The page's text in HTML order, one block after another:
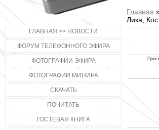
ГЛАВНАЯ >> НОВОСТИ
ФОРУМ ТЕЛЕФОННОГО ЭФИРА
ФОТОГРАФИИ ЭФИРА
ФОТОГРАФИИ МИНИРА
СКАЧАТЬ
ПОЧИТАТЬ
ГОСТЕВАЯ КНИГА
Главная
Лика,